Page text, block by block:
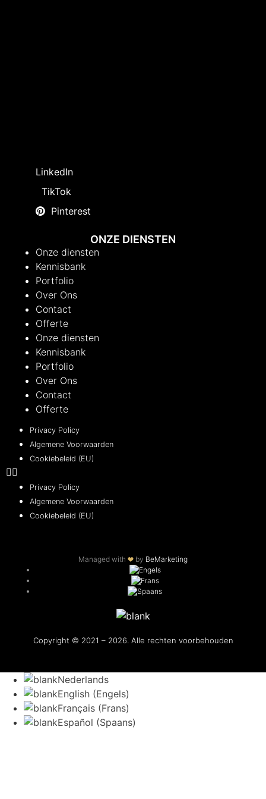
LinkedIn
TikTok
Pinterest
ONZE DIENSTEN
Onze diensten
Kennisbank
Portfolio
Over Ons
Contact
Offerte
Onze diensten
Kennisbank
Portfolio
Over Ons
Contact
Offerte
Privacy Policy
Algemene Voorwaarden
Cookiebeleid (EU)
Privacy Policy
Algemene Voorwaarden
Cookiebeleid (EU)
Managed with by BeMarketing
Copyright © 2021 – 2026. Alle rechten voorbehouden
Nederlands
English (Engels)
Français (Frans)
Español (Spaans)